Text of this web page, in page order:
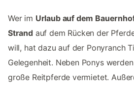
Wer im Urlaub auf dem
Strandauf dem Rücken der
will, hat dazu auf der Ponyranch
Gelegenheit. Neben Ponys
große Reitpferde vermietet.